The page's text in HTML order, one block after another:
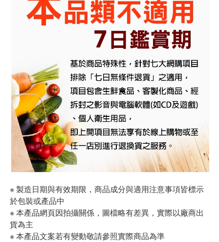
※ 製造日期與有效期限，商品成分與適用注意事項皆標示
於包裝或產品中
※ 本產品網頁因拍攝關係，圖檔略有差異，實際以廠商出
貨為主
※ 本產品文案若有變動敬請參照實際商品為準